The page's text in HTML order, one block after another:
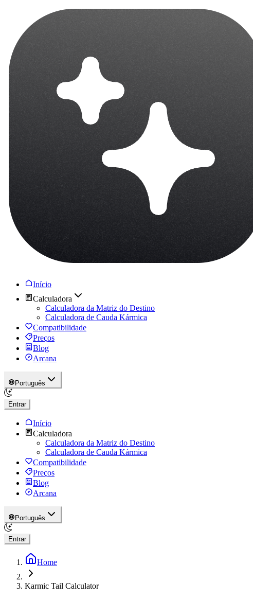
Início
Calculadora
Calculadora da Matriz do Destino
Calculadora de Cauda Kármica
Compatibilidade
Preços
Blog
Arcana
Português
Entrar
Início
Calculadora
Calculadora da Matriz do Destino
Calculadora de Cauda Kármica
Compatibilidade
Preços
Blog
Arcana
Português
Entrar
Home
Karmic Tail Calculator